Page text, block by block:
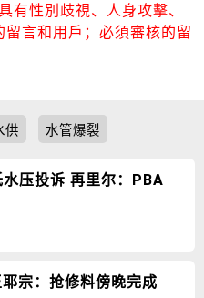
有性別歧視、人身攻擊、
言和用戶；必須審核的留
供 水管爆裂
压投诉 再里尔：PBA
宗：抢修料傍晚完成